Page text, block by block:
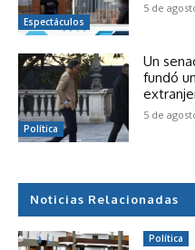
Espectáculos
5 de
Política
Un
fundó
5 de
Noticias Relacionadas
Política